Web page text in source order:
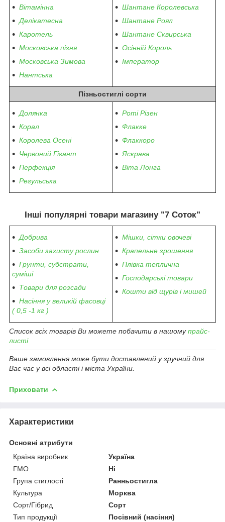
Вітамінна
Делікатесна
Каротель
Московська пізня
Московська Зимова
Нантська
Шантане Королевська
Шантане Роял
Шантане Сквирська
Осінній Король
Імператор
Пізньостиглі сорти
Долянка
Корал
Королева Осені
Червоний Гігант
Перфекція
Регульська
Роті Різен
Флакке
Флаккоро
Яскрава
Віта Лонга
Інші популярні товари магазину "7 Соток"
Добрива
Засоби захисту рослин
Грунти, субстрати,
суміші
Товари для розсади
Насіння у великій фасовці
( 0,5 -1 кг )
Мішки, сітки овочеві
Крапельне зрошення
Плівка теплична
Господарські товари
Кошти від щурів і мишей
Список всіх товарів Ви можете побачити в нашомупрайс-
листі
Ваше замовлення може бути доставлений у зручний для
Вас час у всі області і міста України.
Приховати
Характеристики
Основні атрибути
Країна виробник
Україна
ГМО
Ні
Група стиглості
Ранньостигла
Культура
Морква
Сорт/Гібрид
Сорт
Тип продукції
Посівний (насіння)